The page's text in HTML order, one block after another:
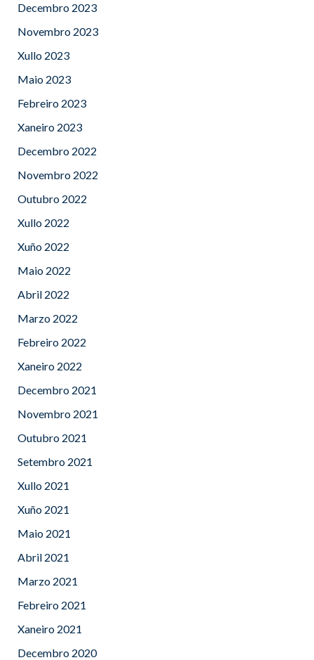
Decembro 2023
Novembro 2023
Xullo 2023
Maio 2023
Febreiro 2023
Xaneiro 2023
Decembro 2022
Novembro 2022
Outubro 2022
Xullo 2022
Xuño 2022
Maio 2022
Abril 2022
Marzo 2022
Febreiro 2022
Xaneiro 2022
Decembro 2021
Novembro 2021
Outubro 2021
Setembro 2021
Xullo 2021
Xuño 2021
Maio 2021
Abril 2021
Marzo 2021
Febreiro 2021
Xaneiro 2021
Decembro 2020